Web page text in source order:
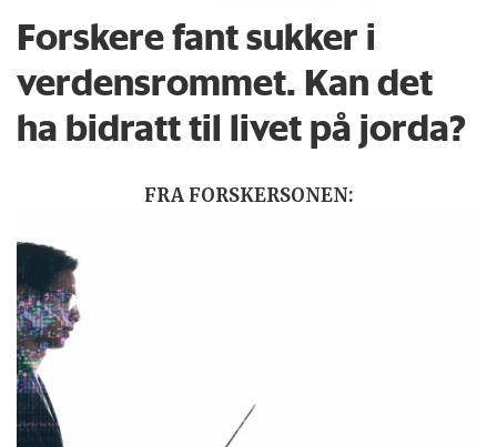
Forskere fant sukker i
verdensrommet. Kan det
ha bidratt til livet på jorda?
FRA FORSKERSONEN: